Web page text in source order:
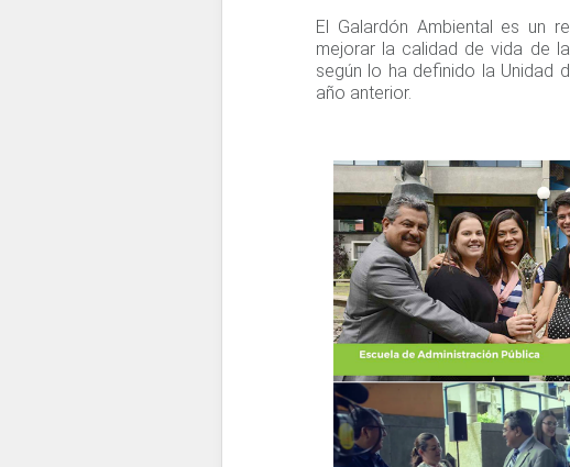
El Galardón Ambiental es un
mejorar la calidad de vida de
según lo ha definido la Unidad
año anterior.